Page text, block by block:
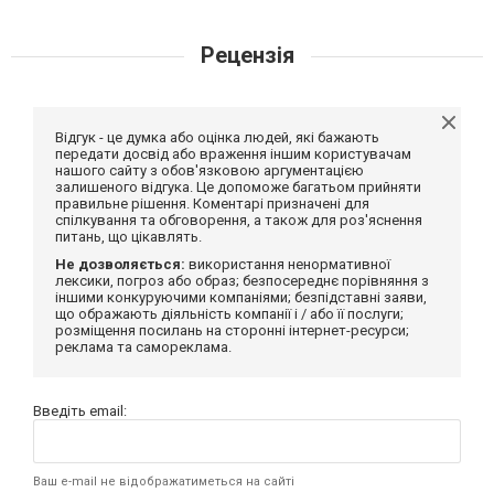
Рецензія
Відгук - це думка або оцінка людей, які бажають
передати досвід або враження іншим користувачам
нашого сайту з обов'язковою аргументацією
залишеного відгука. Це допоможе багатьом прийняти
правильне рішення. Коментарі призначені для
спілкування та обговорення, а також для роз'яснення
питань, що цікавлять.
Не дозволяється: використання ненормативної
лексики, погроз або образ; безпосереднє порівняння з
іншими конкуруючими компаніями; безпідставні заяви,
що ображають діяльність компанії і / або її послуги;
розміщення посилань на сторонні інтернет-ресурси;
реклама та самореклама.
Введіть email:
Ваш e-mail не відображатиметься на сайті